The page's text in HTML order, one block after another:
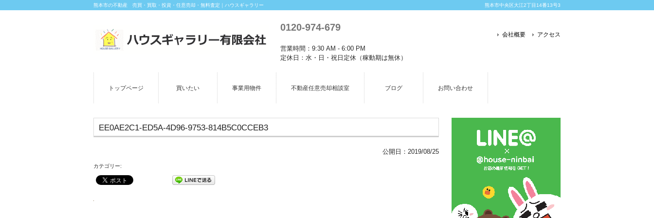
熊本市の不動産 売買・買取・投資・任意売却・無料査定｜ハウスギャラリー 熊本市中央区大江2丁目14番13号3
0120-974-679
営業時間：9:30 AM - 6:00 PM
定休日：水・日・祝日定休（稼動期は無休）
会社概要 アクセス
トップページ 買いたい 事業用物件 不動産任意売却相談室 ブログ お問い合わせ
EE0AE2C1-ED5A-4D96-9753-814B5C0CCEB3
公開日： 2019/08/25
カテゴリー: